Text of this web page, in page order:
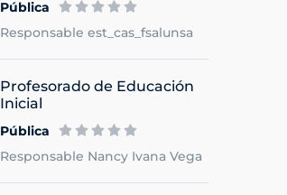
Pública
Responsable est_cas_fsalunsa
Profesorado de Educación
Inicial
Pública
Responsable Nancy Ivana Vega